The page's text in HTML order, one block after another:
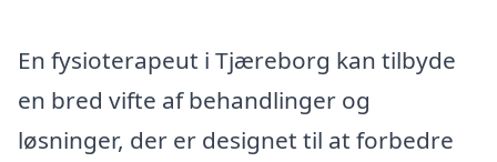
En fysioterapeut i Tjæreborg kan tilbyde
en bred vifte af behandlinger og
løsninger, der er designet til at forbedre